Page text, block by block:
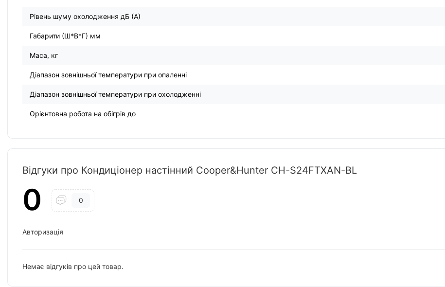
Рівень шуму охолодження дБ (А)
Габарити (Ш*В*Г) мм
Маса, кг
Діапазон зовнішньої температури при опаленні
Діапазон зовнішньої температури при охолодженні
Орієнтовна робота на обігрів до
Відгуки про Кондиціонер настінний Cooper&Hunter CH-S24FTXAN-BL
0 0
Авторизація
Немає відгуків про цей товар.